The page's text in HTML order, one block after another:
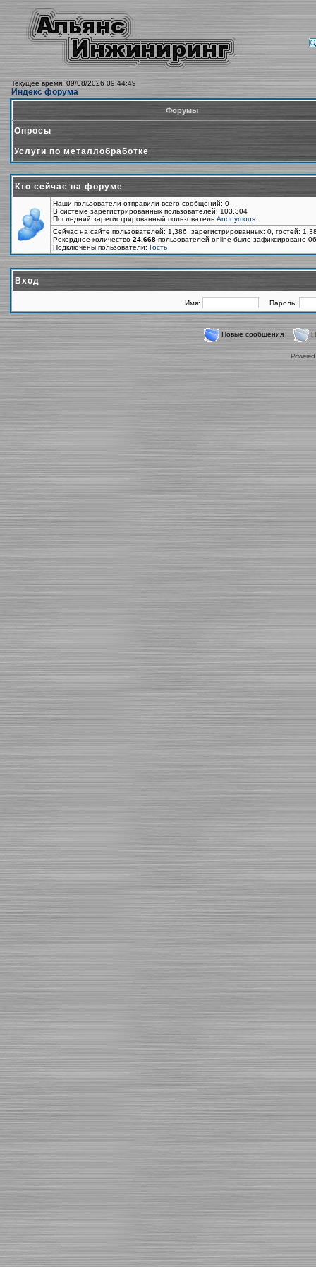
Текущее время: 09/08/2026 09:44:49
Индекс форума
Форумы
Опросы
Услуги по металлобработке
Кто сейчас на форуме
Наши пользователи отправили всего сообщений: 0
В системе зарегистрированных пользователей: 103,304
Последний зарегистрированный пользователь Anonymous
Сейчас на сайте пользователей: 1,386, зарегистрированных: 0, гостей:
Рекордное количество 24,668 пользователей online было зафиксировано
Подключены пользователи: Гость
Вход
Имя: Пароль:
Новые сообщения